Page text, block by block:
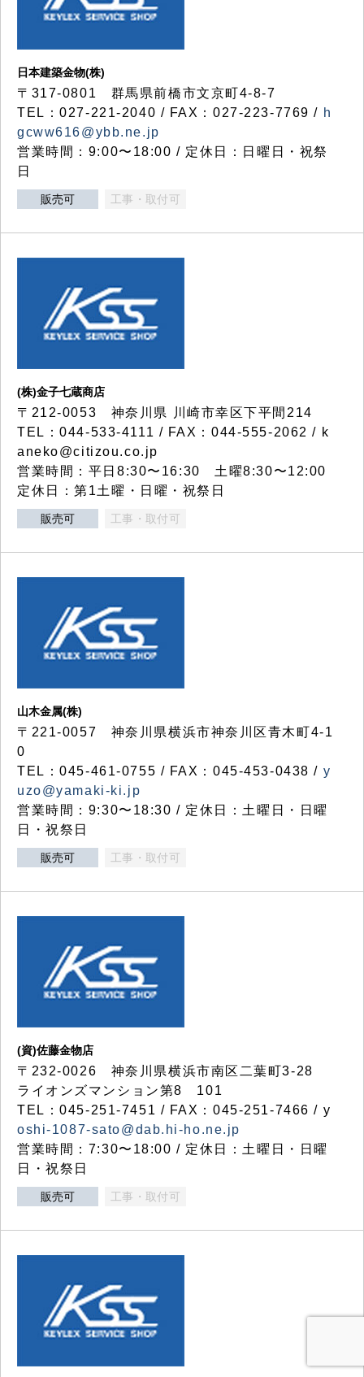
日本建築金物(株)
〒317‐0801 群馬県前橋市文京町4-8-7
TEL：027-221-2040 / FAX：027-223-7769 / h
gcww616@ybb.ne.jp
営業時間：9:00〜18:00 / 定休日：日曜日・祝祭
日
販売可 工事・取付可
(株)金子七蔵商店
〒212-0053 神奈川県 川崎市幸区下平間214
TEL：044-533-4111 / FAX：044-555-2062 / k
aneko@citizou.co.jp
営業時間：平日8:30〜16:30 土曜8:30〜12:00
定休日：第1土曜・日曜・祝祭日
販売可 工事・取付可
山木金属(株)
〒221-0057 神奈川県横浜市神奈川区青木町4-1
0
TEL：045-461-0755 / FAX：045-453-0438 / y
uzo@yamaki-ki.jp
営業時間：9:30〜18:30 / 定休日：土曜日・日曜
日・祝祭日
販売可 工事・取付可
(資)佐藤金物店
〒232-0026 神奈川県横浜市南区二葉町3-28
ライオンズマンション第8 101
TEL：045-251-7451 / FAX：045-251-7466 / y
oshi-1087-sato@dab.hi-ho.ne.jp
営業時間：7:30〜18:00 / 定休日：土曜日・日曜
日・祝祭日
販売可 工事・取付可